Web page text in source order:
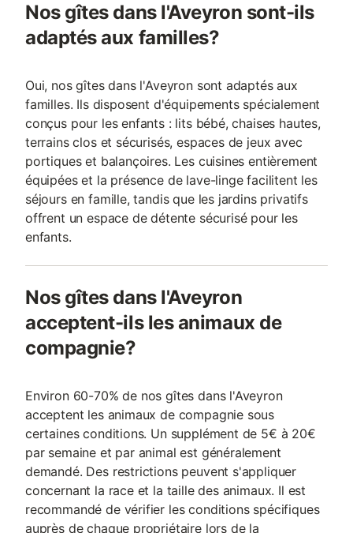
Nos gîtes dans l'Aveyron sont-ils
adaptés aux familles?
Oui, nos gîtes dans l'Aveyron sont adaptés aux
familles. Ils disposent d'équipements spécialement
conçus pour les enfants : lits bébé, chaises hautes,
terrains clos et sécurisés, espaces de jeux avec
portiques et balançoires. Les cuisines entièrement
équipées et la présence de lave-linge facilitent les
séjours en famille, tandis que les jardins privatifs
offrent un espace de détente sécurisé pour les
enfants.
Nos gîtes dans l'Aveyron
acceptent-ils les animaux de
compagnie?
Environ 60-70% de nos gîtes dans l'Aveyron
acceptent les animaux de compagnie sous
certaines conditions. Un supplément de 5€ à 20€
par semaine et par animal est généralement
demandé. Des restrictions peuvent s'appliquer
concernant la race et la taille des animaux. Il est
recommandé de vérifier les conditions spécifiques
auprès de chaque propriétaire lors de la